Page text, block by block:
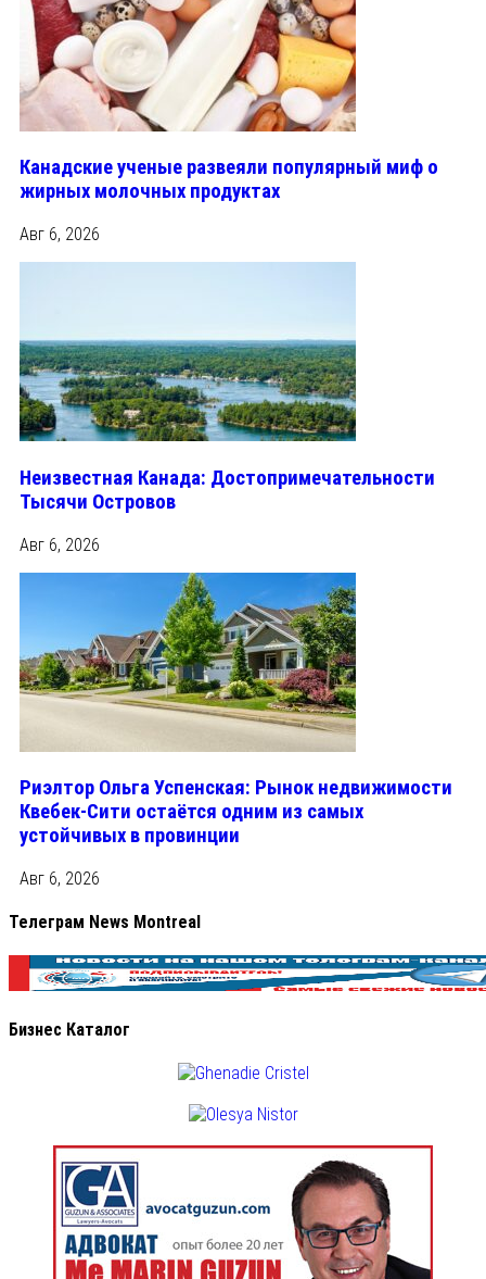
Канадские ученые развеяли популярный миф о
жирных молочных продуктах
Авг 6, 2026
Неизвестная Канада: Достопримечательности
Тысячи Островов
Авг 6, 2026
Риэлтор Ольга Успенская: Рынок недвижимости
Квебек-Сити остаётся одним из самых
устойчивых в провинции
Авг 6, 2026
Телеграм News Montreal
Бизнес Каталог